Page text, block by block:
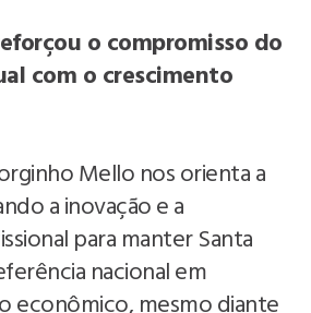
o compromisso do
com o crescimento
Mello nos orienta a
a inovação e a
para manter Santa
nacional em
econômico, mesmo diante